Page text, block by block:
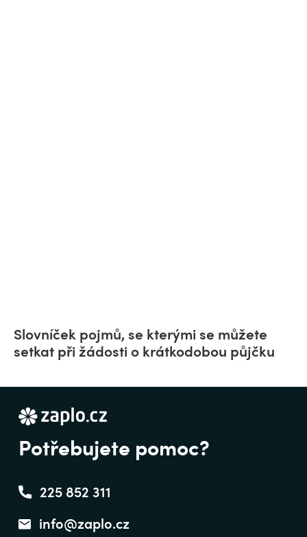
Slovníček pojmů, se kterými se můžete
setkat při žádosti o krátkodobou půjčku
Potřebujete pomoc?
225 852 311
info@zaplo.cz